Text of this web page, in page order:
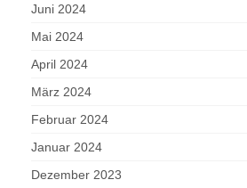
Juni 2024
Mai 2024
April 2024
März 2024
Februar 2024
Januar 2024
Dezember 2023